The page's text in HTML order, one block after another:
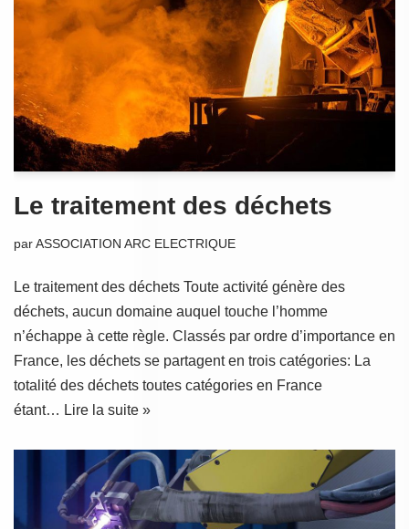
Le traitement des déchets
parASSOCIATION ARC ELECTRIQUE
Le traitement des déchets Toute activité génère des
déchets, aucun domaine auquel touche l’homme
n’échappe à cette règle. Classés par ordre d’importance en
France, les déchets se partagent en trois catégories: La
totalité des déchets toutes catégories en France
étant… Lire la suite »